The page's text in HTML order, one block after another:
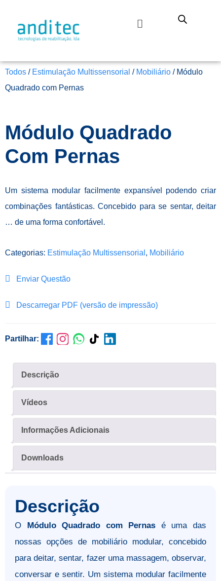
Todos / Estimulação Multissensorial / Mobiliário / Módulo
Quadrado com Pernas
Módulo Quadrado
Com Pernas
Um sistema modular facilmente expansível podendo criar
combinações fantásticas. Concebido para se sentar, deitar
… de uma forma confortável.
Categorias: Estimulação Multissensorial , Mobiliário
Enviar Questão
Descarregar PDF (versão de impressão)
Partilhar:
Descrição
Vídeos
Informações Adicionais
Downloads
Descrição
O Módulo Quadrado com Pernas é uma das
nossas opções de mobiliário modular, concebido
para deitar, sentar, fazer uma massagem, observar,
conversar e sentir. Um sistema modular facilmente